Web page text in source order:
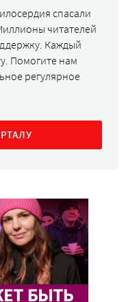
спасали
читателей
Каждый
Помогите нам
регулярное